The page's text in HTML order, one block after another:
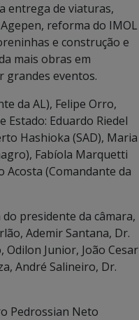
entrega de viaturas,
reforma do IMOL
e construção e
mais obras em
grandes eventos.
da AL), Felipe Orro,
Eduardo Riedel
Hashioka (SAD), Maria
Fabíola Marquetti
Acosta (Comandante da
presidente da câmara,
Ademir Santana, Dr.
Odilon Junior, João Cesar
André Salineiro, Dr.
Pedrossian Neto